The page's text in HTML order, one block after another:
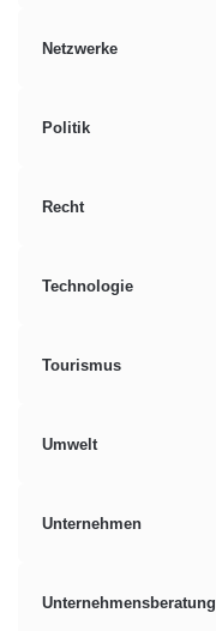
Netzwerke
Politik
Recht
Technologie
Tourismus
Umwelt
Unternehmen
Unternehmensberatung